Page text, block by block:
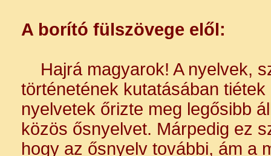
A borító fülszövege elől:
Hajrá magyarok! A nyelvek,
történetének kutatásában
nyelvetek őrizte meg legősibb
közös ősnyelvet. Márpedig ez
hogy az ősnyelv további, ám a